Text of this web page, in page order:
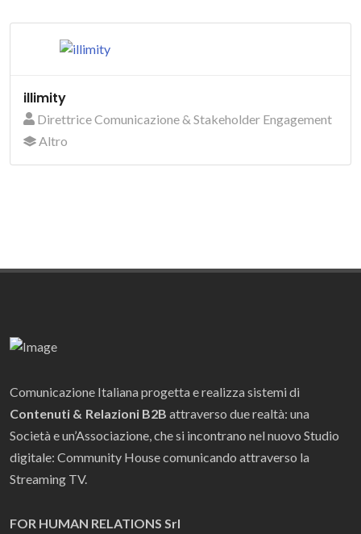
illimity
Direttrice Comunicazione & Stakeholder Engagement
Altro
Comunicazione Italiana progetta e realizza sistemi di
Contenuti & Relazioni B2B attraverso due realtà: una
Società e un’Associazione, che si incontrano nel nuovo Studio
digitale: Community House comunicando attraverso la
Streaming TV.
FOR HUMAN RELATIONS Srl